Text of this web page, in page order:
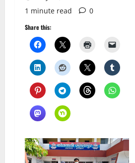
1 minute read
0
Share this: